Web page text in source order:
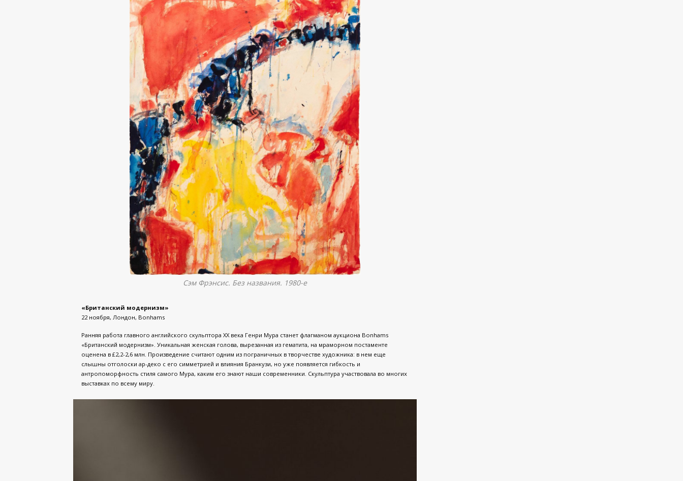
Сэм Фрэнсис. Без названия. 1980-е
«Британский модернизм»
22 ноября, Лондон, Bonhams
Ранняя работа главного английского скульптора XX века Генри Мура станет флагманом аукциона Bonhams
«Британский модернизм». Уникальная женская голова, вырезанная из гематита, на мраморном постаменте
оценена в £2,2-2,6 млн. Произведение считают одним из пограничных в творчестве художника: в нем еще
слышны отголоски ар-деко с его симметрией и влияния Бранкузи, но уже появляется гибкость и
антропоморфность стиля самого Мура, каким его знают наши современники. Скульптура участвовала во многих
выставках по всему миру.